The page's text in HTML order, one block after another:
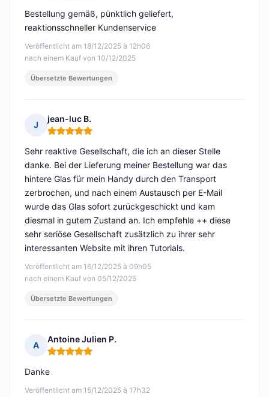
Veröffentlicht am 18/12/2025 à 12h06
nach einem Kauf von 10/12/2025
Bestellung gemäß, pünktlich geliefert,
reaktionsschneller Kundenservice
Übersetzte Bewertungen
J
jean-luc B.
Hinweis: 5 von 5
Veröffentlicht am 16/12/2025 à 09h05
nach einem Kauf von 05/12/2025
Sehr reaktive Gesellschaft, die ich an dieser Stelle
danke. Bei der Lieferung meiner Bestellung war das
hintere Glas für mein Handy durch den Transport
zerbrochen, und nach einem Austausch per E-Mail
wurde das Glas sofort zurückgeschickt und kam
diesmal in gutem Zustand an. Ich empfehle ++ diese
sehr seriöse Gesellschaft zusätzlich zu ihrer sehr
interessanten Website mit ihren Tutorials.
Übersetzte Bewertungen
A
Antoine Julien P.
Hinweis: 5 von 5
Veröffentlicht am 15/12/2025 à 17h32
Danke